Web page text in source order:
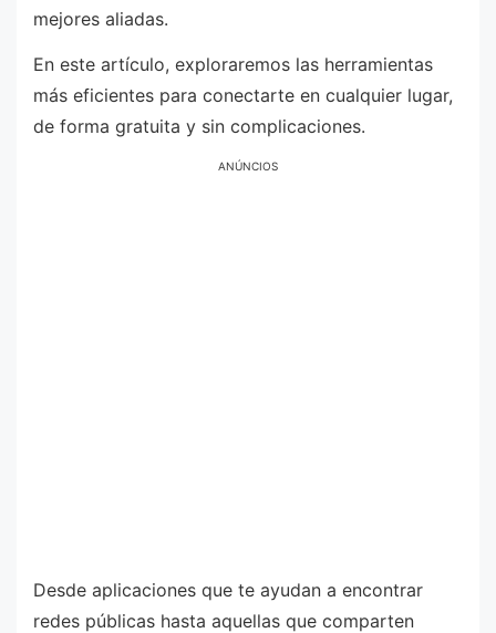
mejores aliadas.
En este artículo, exploraremos las herramientas
más eficientes para conectarte en cualquier lugar,
de forma gratuita y sin complicaciones.
ANÚNCIOS
Desde aplicaciones que te ayudan a encontrar
redes públicas hasta aquellas que comparten